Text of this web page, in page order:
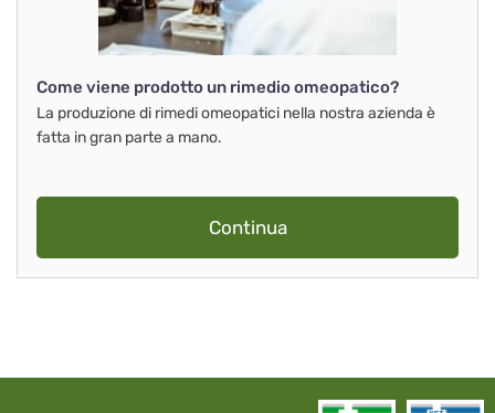
Come viene prodotto un rimedio omeopatico?
La produzione di rimedi omeopatici nella nostra azienda è
fatta in gran parte a mano.
Continua